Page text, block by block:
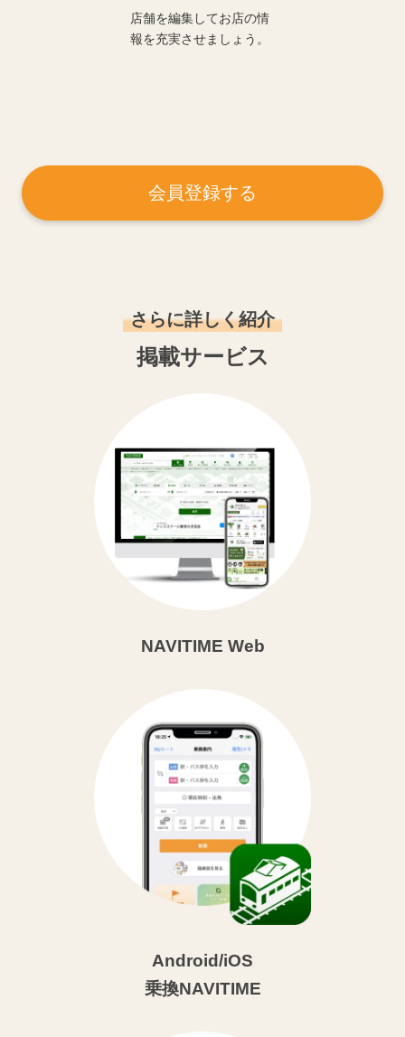
店舗を編集してお店の情
報を充実させましょう。
会員登録する
さらに詳しく紹介
掲載サービス
NAVITIME Web
Android/iOS
乗換NAVITIME